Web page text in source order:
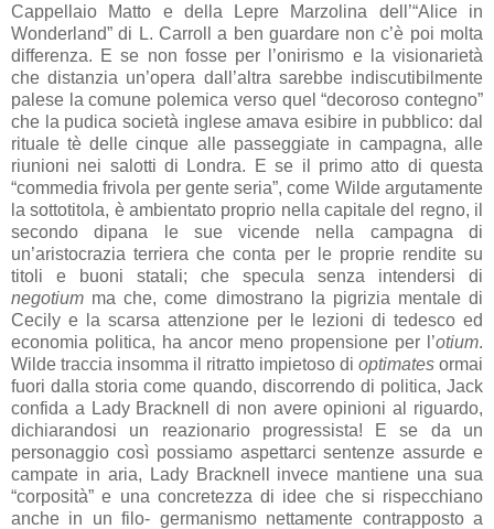
Cappellaio Matto e della Lepre Marzolina dell’“Alice in
Wonderland” di L. Carroll a ben guardare non c’è poi molta
differenza. E se non fosse per l’onirismo e la visionarietà
che distanzia un’opera dall’altra sarebbe indiscutibilmente
palese la comune polemica verso quel “decoroso contegno”
che la pudica società inglese amava esibire in pubblico: dal
rituale tè delle cinque alle passeggiate in campagna, alle
riunioni nei salotti di Londra. E se il primo atto di questa
“commedia frivola per gente seria”, come Wilde argutamente
la sottotitola, è ambientato proprio nella capitale del regno, il
secondo dipana le sue vicende nella campagna di
un’aristocrazia terriera che conta per le proprie rendite su
titoli e buoni statali; che specula senza intendersi di
negotium ma che, come dimostrano la pigrizia mentale di
Cecily e la scarsa attenzione per le lezioni di tedesco ed
economia politica, ha ancor meno propensione per l’otium.
Wilde traccia insomma il ritratto impietoso di optimates ormai
fuori dalla storia come quando, discorrendo di politica, Jack
confida a Lady Bracknell di non avere opinioni al riguardo,
dichiarandosi un reazionario progressista! E se da un
personaggio così possiamo aspettarci sentenze assurde e
campate in aria, Lady Bracknell invece mantiene una sua
“corposità” e una concretezza di idee che si rispecchiano
anche in un filo- germanismo nettamente contrapposto a